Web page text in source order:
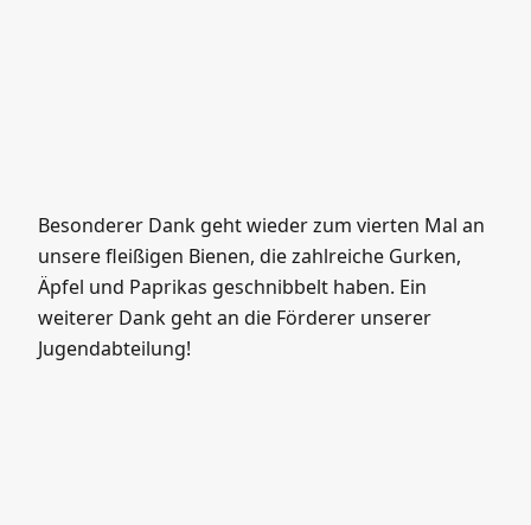
Besonderer Dank geht wieder zum vierten Mal an
unsere fleißigen Bienen, die zahlreiche Gurken,
Äpfel und Paprikas geschnibbelt haben. Ein
weiterer Dank geht an die Förderer unserer
Jugendabteilung!